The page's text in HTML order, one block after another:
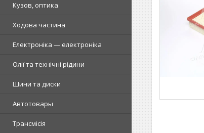
Кузов, оптика
Ходова частина
Електроніка — електроніка
Олії та технічні рідини
Шини та диски
Автотовары
Трансмісія